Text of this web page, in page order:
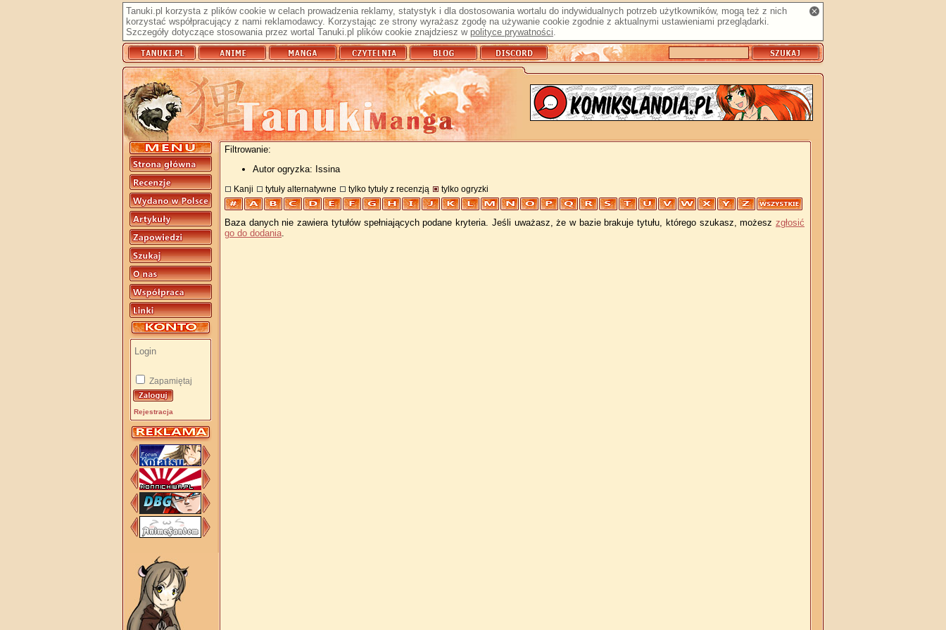
Tanuki.pl korzysta z plików cookie w celach prowadzenia reklamy, statystyk i dla dostosowania wortalu do indywidualnych potrzeb użytkowników, mogą też z nich
korzystać współpracujący z nami reklamodawcy. Korzystając ze strony wyrażasz zgodę na używanie cookie zgodnie z aktualnymi ustawieniami przeglądarki.
Szczegóły dotyczące stosowania przez wortal Tanuki.pl plików cookie znajdziesz w polityce prywatności.
Zapamiętaj
Rejestracja
Filtrowanie:
Autor ogryzka: Issina
Kanji tytuły alternatywne tylko tytuły z recenzją tylko ogryzki
Baza danych nie zawiera tytułów spełniających podane kryteria. Jeśli uważasz, że w bazie brakuje tytułu, którego szukasz, możesz zgłosić
go do dodania.